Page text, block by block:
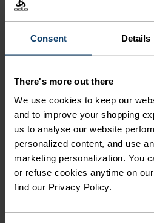
Consent Details
There's more out there
We use cookies to keep our
and to improve your shopping
us to analyse our website
personalized content, and use
marketing personalization. You
or refuse cookies anytime on
find our Privacy Policy.
LAGET AV
KJØLENDE
Laget i Europa av en lik
merino ull og bærekraftig
Lyocell, venter kjølende
t-skjorten. Det lett-som-en-